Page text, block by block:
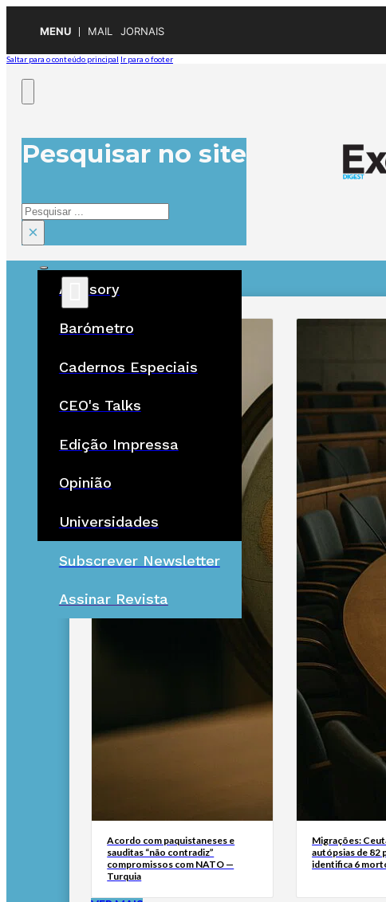
MENU MAIL JORNAIS
Saltar para o conteúdo principal Ir para o footer
Pesquisar no site
Pesquisar
×
Advisory
Barómetro
Cadernos Especiais
CEO's Talks
Edição Impressa
Opinião
Universidades
Subscrever Newsletter
Assinar Revista
ÚLTIMAS
Acordo com paquistaneses e
sauditas “não contradiz”
compromissos com NATO —
Turquia
Migrações:
autópsias de 82
identifica 6